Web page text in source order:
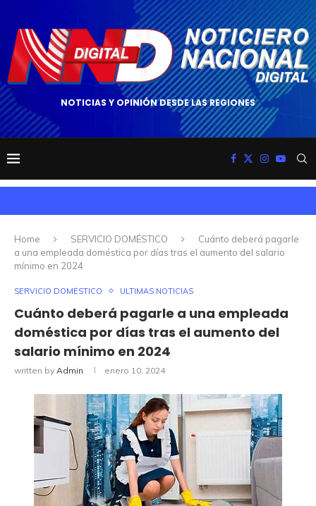
NOTICIAS Y OPINIÓN DESDE LAS REGIONES
Home SERVICIO DOMÉSTICO
Cuánto deberá pagarle
a una empleada doméstica por días tras el aumento del salario
mínimo en 2024
SERVICIO DOMÉSTICO ULTIMAS NOTICIAS
Cuánto deberá pagarle a una empleada
doméstica por días tras el aumento del
salario mínimo en 2024
written by Admin enero 10, 2024